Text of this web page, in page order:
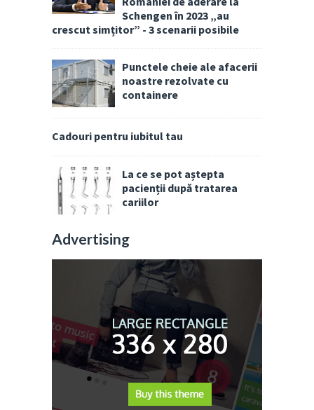
Schengen în 2023 „au
crescut simțitor” - 3 scenarii posibile
Punctele cheie ale afacerii
noastre rezolvate cu
containere
Cadouri pentru iubitul tau
La ce se pot aștepta
pacienții după tratarea
cariilor
Advertising